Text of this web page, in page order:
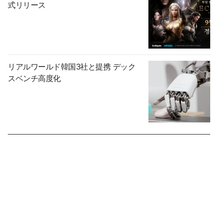
式リリース
リアルワールド韓国3社と提携 デック
スベンチ高度化